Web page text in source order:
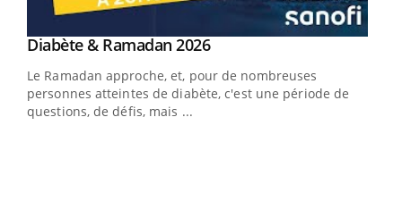
Youtube
Diabète & Ramadan 2026Youtube
Le Ramadan approche, et, pour de nombreuses
personnes atteintes de diabète, c'est une période de
questions, de défis, mais ...